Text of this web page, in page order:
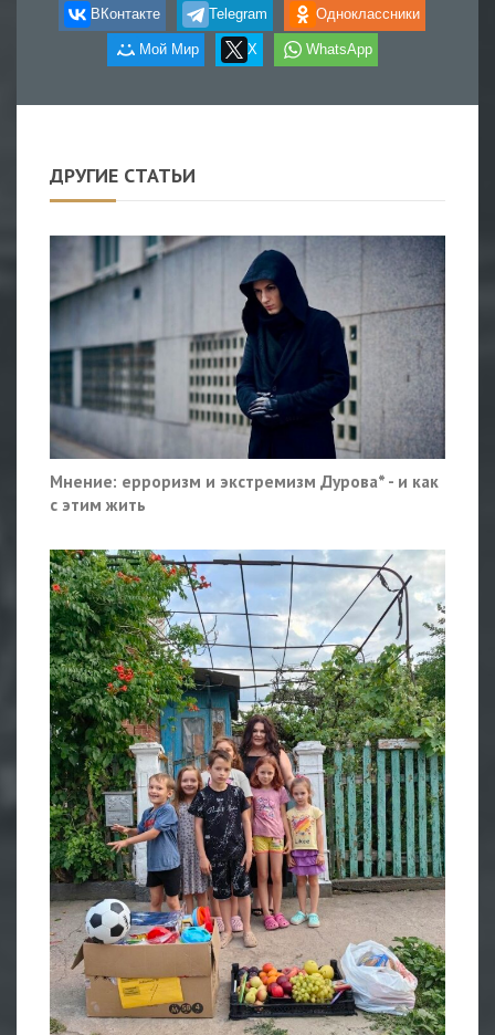
ВКонтакте Telegram Одноклассники
Мой Мир X WhatsApp
ДРУГИЕ СТАТЬИ
Мнение: ерроризм и экстремизм Дурова* - и как
с этим жить